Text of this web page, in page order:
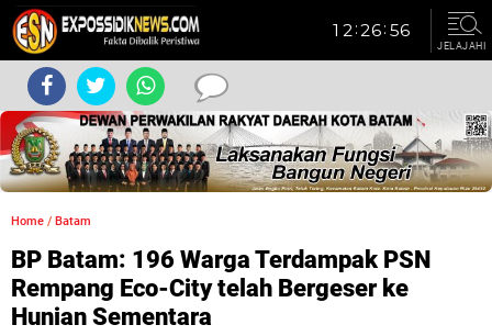
JELAJAHI
Home / Batam
BP Batam: 196 Warga Terdampak PSN
Rempang Eco-City telah Bergeser ke
Hunian Sementara